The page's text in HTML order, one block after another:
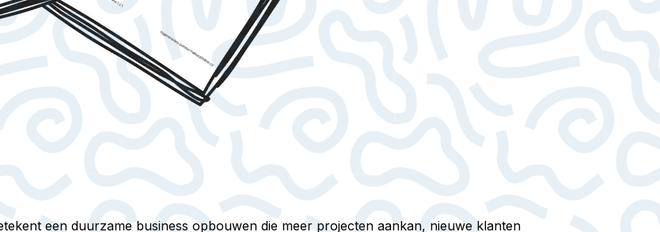
een duurzame business opbouwen die meer projecten aankan, nieuwe klanten